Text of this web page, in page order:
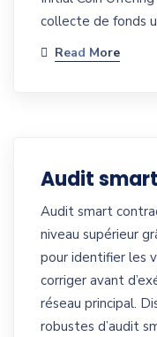
collecte de fonds
Read More
Audit
Audit smart
niveau supérieur
pour identifier les
corriger avant
réseau principal.
robustes d’audit